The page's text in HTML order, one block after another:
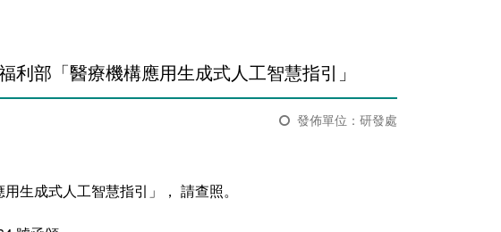
利部「醫療機構應用生成式人工智慧指引」
發佈單位：研發處
生成式人工智慧指引」， 請查照。